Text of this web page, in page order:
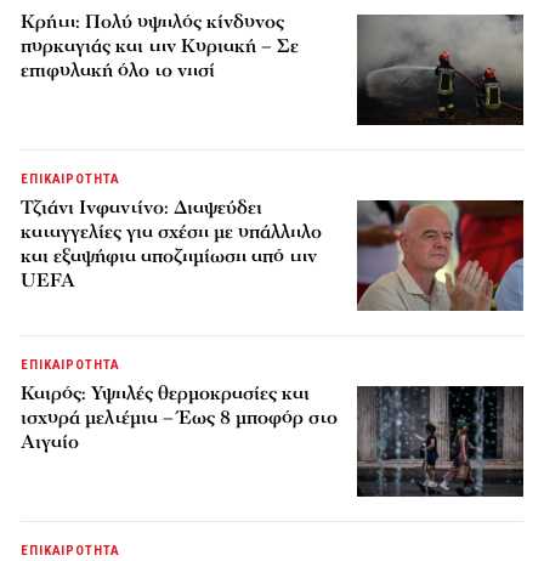
Κρήτη: Πολύ υψηλός κίνδυνος
πυρκαγιάς και την Κυριακή – Σε
επιφυλακή όλο το νησί
ΕΠΙΚΑΙΡΟΤΗΤΑ
Τζιάνι Ινφαντίνο: Διαψεύδει
καταγγελίες για σχέση με υπάλληλο
και εξαψήφια αποζημίωση από την
UEFA
ΕΠΙΚΑΙΡΟΤΗΤΑ
Καιρός: Υψηλές θερμοκρασίες και
ισχυρά μελτέμια – Έως 8 μποφόρ στο
Αιγαίο
ΕΠΙΚΑΙΡΟΤΗΤΑ